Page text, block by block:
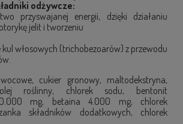
odżywcze:
przyswajanej energii, dzięki działaniu
jelit i tworzeniu
kul włosowych (trichobezoarów) z przewodu
cukier gronowy, maltodekstryna,
olej roślinny, chlorek sodu, bentonit
mg, betaina 4.000 mg, chlorek
składników dodatkowych, chlorek